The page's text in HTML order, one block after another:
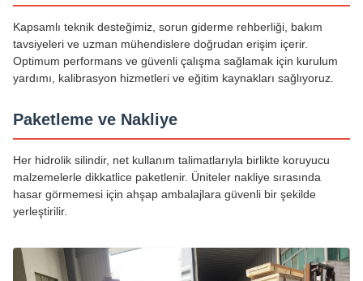
Kapsamlı teknik desteğimiz, sorun giderme rehberliği, bakım
tavsiyeleri ve uzman mühendislere doğrudan erişim içerir.
Optimum performans ve güvenli çalışma sağlamak için kurulum
yardımı, kalibrasyon hizmetleri ve eğitim kaynakları sağlıyoruz.
Paketleme ve Nakliye
Her hidrolik silindir, net kullanım talimatlarıyla birlikte koruyucu
malzemelerle dikkatlice paketlenir. Üniteler nakliye sırasında
hasar görmemesi için ahşap ambalajlara güvenli bir şekilde
yerleştirilir.